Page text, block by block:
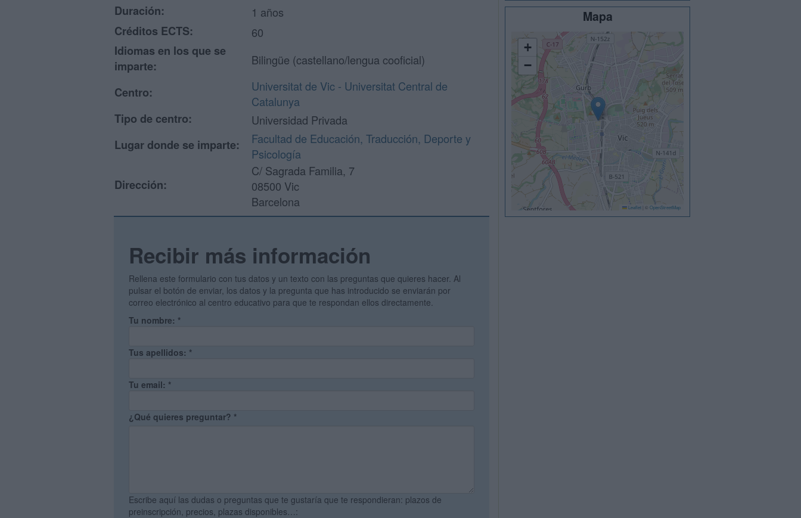
Duración:
1 años
Créditos ECTS:
60
Idiomas en los que se
imparte:
Bilingüe (castellano/lengua cooficial)
Centro:
Universitat de Vic - Universitat Central de
Catalunya
Tipo de centro:
Universidad Privada
Lugar donde se imparte:
Facultad de Educación, Traducción, Deporte y
Psicología
Dirección:
C/ Sagrada Familia, 7
08500 Vic
Barcelona
Recibir más información
Rellena este formulario con tus datos y un texto con las preguntas que quieres hacer. Al
pulsar el botón de enviar, los datos y la pregunta que has introducido se enviarán por
correo electrónico al centro educativo para que te respondan ellos directamente.
Tu nombre: *
Tus apellidos: *
Tu email: *
¿Qué quieres preguntar? *
Escribe aquí las dudas o preguntas que te gustaría que te respondieran: plazos de
preinscripción, precios, plazas disponibles…:
Mapa
+
−
Leaflet © OpenStreetMap